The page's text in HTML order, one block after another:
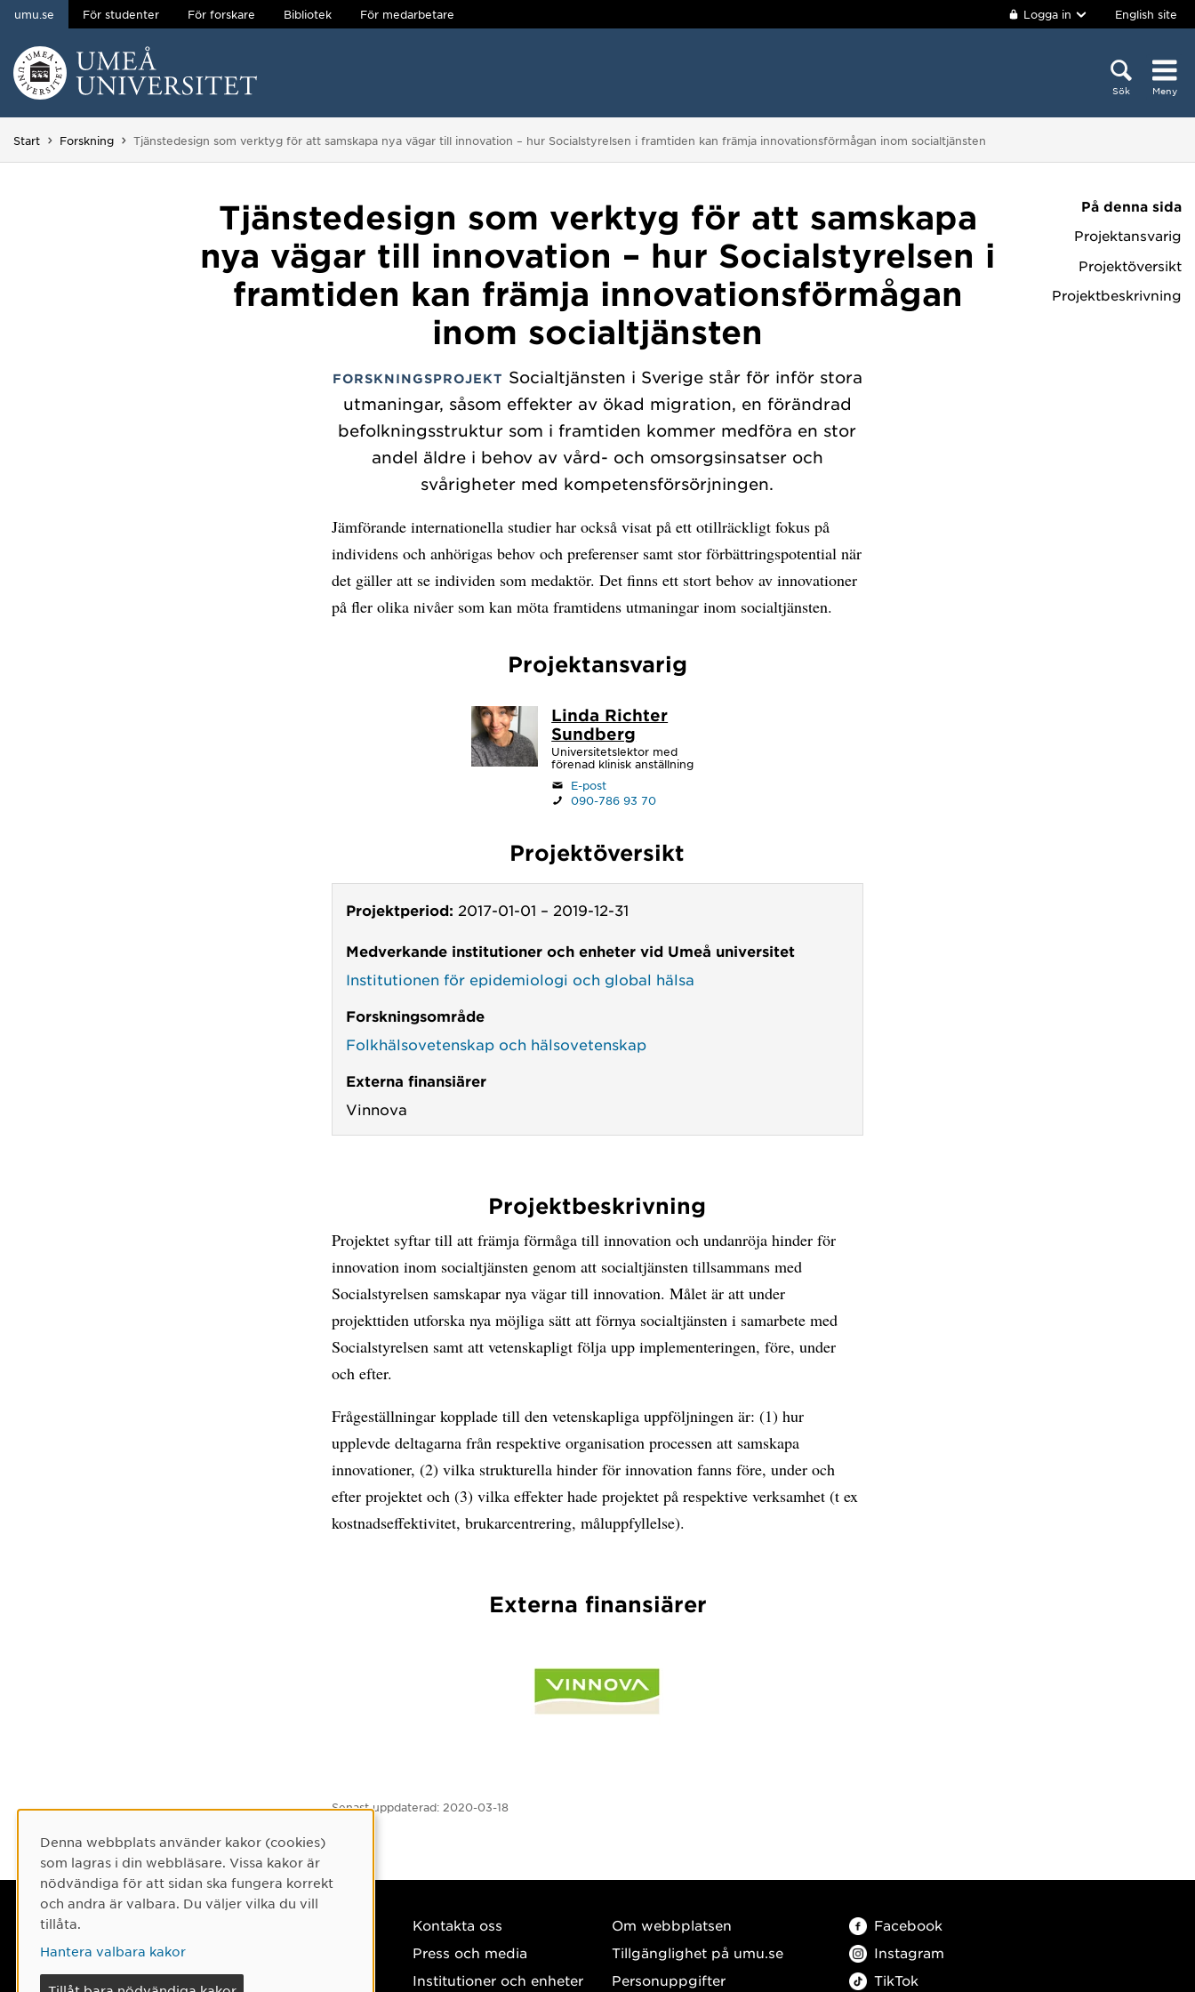
Hoppa direkt till innehållet
umu.se För studenter För forskare Bibliotek För medarbetare Logga in English site
Sök Meny
Huvudmenyn dold.
Start Forskning Du är här:
Tjänstedesign som verktyg för att samskapa nya vägar till innovation – hur Socialstyrelsen i framtiden kan främja innovationsförmågan inom socialtjänsten
På denna sida
Projektansvarig
Projektöversikt
Projektbeskrivning
Tjänstedesign som verktyg för att samskapa
nya vägar till innovation – hur Socialstyrelsen i
framtiden kan främja innovationsförmågan
inom socialtjänsten
FORSKNINGSPROJEKT Socialtjänsten i Sverige står för inför stora
utmaningar, såsom effekter av ökad migration, en förändrad
befolkningsstruktur som i framtiden kommer medföra en stor
andel äldre i behov av vård- och omsorgsinsatser och
svårigheter med kompetensförsörjningen.
Jämförande internationella studier har också visat på ett otillräckligt fokus på
individens och anhörigas behov och preferenser samt stor förbättringspotential när
det gäller att se individen som medaktör. Det finns ett stort behov av innovationer
på fler olika nivåer som kan möta framtidens utmaningar inom socialtjänsten.
Projektansvarig
Linda Richter
Sundberg
Universitetslektor med
förenad klinisk anställning
E-post
090-786 93 70
Projektöversikt
Projektperiod: 2017-01-01 – 2019-12-31
Medverkande institutioner och enheter vid Umeå universitet
Institutionen för epidemiologi och global hälsa
Forskningsområde
Folkhälsovetenskap och hälsovetenskap
Externa finansiärer
Vinnova
Projektbeskrivning
Projektet syftar till att främja förmåga till innovation och undanröja hinder för
innovation inom socialtjänsten genom att socialtjänsten tillsammans med
Socialstyrelsen samskapar nya vägar till innovation. Målet är att under
projekttiden utforska nya möjliga sätt att förnya socialtjänsten i samarbete med
Socialstyrelsen samt att vetenskapligt följa upp implementeringen, före, under
och efter.
Frågeställningar kopplade till den vetenskapliga uppföljningen är: (1) hur
upplevde deltagarna från respektive organisation processen att samskapa
innovationer, (2) vilka strukturella hinder för innovation fanns före, under och
efter projektet och (3) vilka effekter hade projektet på respektive verksamhet (t ex
kostnadseffektivitet, brukarcentrering, måluppfyllelse).
Externa finansiärer
Senast uppdaterad: 2020-03-18
Tel: 090-786 50 00
Kontakta oss
Press och media
Institutioner och enheter
Om webbplatsen
Tillgänglighet på umu.se
Personuppgifter
Facebook
Instagram
TikTok
Cookie-samtycke
Denna webbplats använder kakor (cookies)
som lagras i din webbläsare. Vissa kakor är
nödvändiga för att sidan ska fungera korrekt
och andra är valbara. Du väljer vilka du vill
tillåta.
Hantera valbara kakor